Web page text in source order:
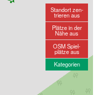
Standort zen-
trieren aus
Plätze in der
Nähe aus
OSM Spiel-
plätze aus
Kategorien